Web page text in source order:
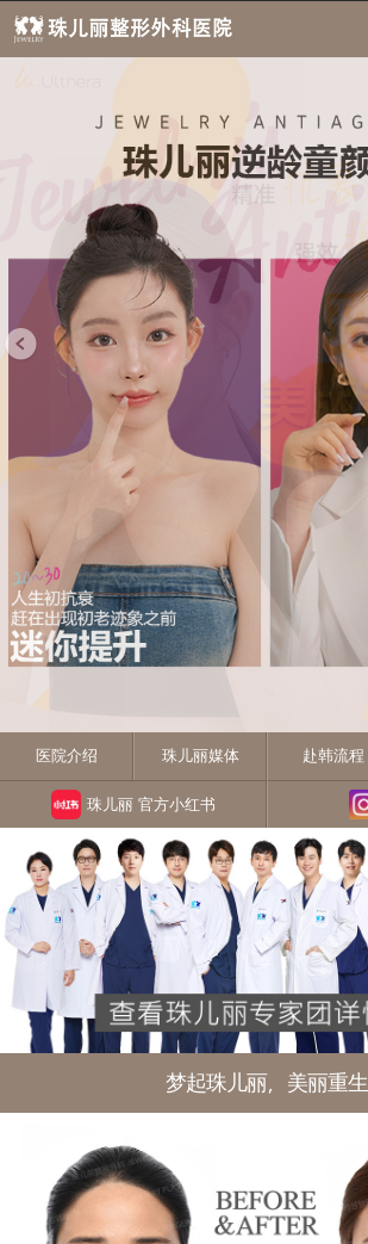
医院介绍 珠儿丽媒体 赴韩流程
珠儿丽 官方小红书
梦起珠儿丽，美丽重生